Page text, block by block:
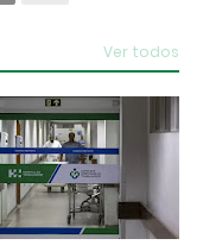
Ver todos